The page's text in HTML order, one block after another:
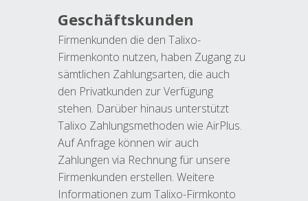
Geschäftskunden
Firmenkunden die den Talixo-
Firmenkonto nutzen, haben Zugang zu
sämtlichen Zahlungsarten, die auch
den Privatkunden zur Verfügung
stehen. Darüber hinaus unterstützt
Talixo Zahlungsmethoden wie AirPlus.
Auf Anfrage können wir auch
Zahlungen via Rechnung für unsere
Firmenkunden erstellen. Weitere
Informationen zum Talixo-Firmkonto